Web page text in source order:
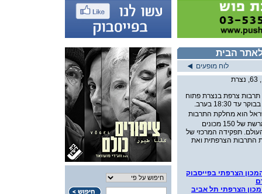
הבית
לוח מופעים
צרפת בנצרת פתוח
הוא מחלקת התרבות
של השגרירות צרפת וחלק מרשת של 150 מכונים
תפקידה המרכזי של
התרבות הצרפתית ואת
הצרפתי בפייסבוק
הצרפתי תל אביב